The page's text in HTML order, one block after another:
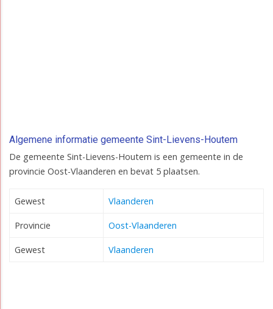
Algemene informatie gemeente Sint-Lievens-Houtem
De gemeente Sint-Lievens-Houtem is een gemeente in de
provincie Oost-Vlaanderen en bevat 5 plaatsen.
Gewest Vlaanderen
Provincie Oost-Vlaanderen
Gewest Vlaanderen